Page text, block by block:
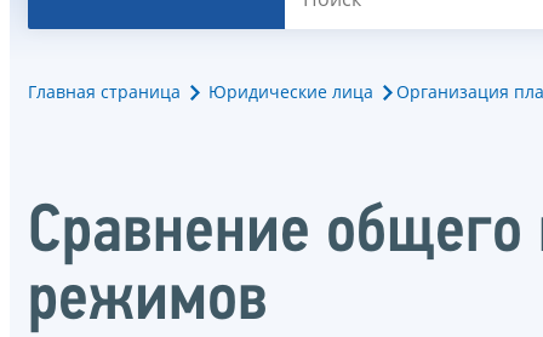
Главная страница Юридические лица Организация
Сравнение
режимов